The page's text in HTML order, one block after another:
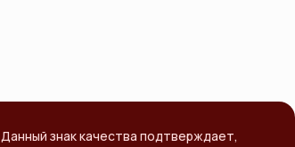
Данный знак качества подтверждает,